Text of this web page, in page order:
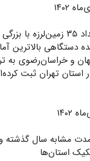
با ۵۷ و ۵۳ زمین‌لرزه